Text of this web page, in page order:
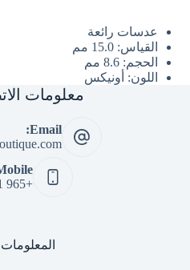
عدسات رائعة
القياس: 15.0 مم
الحجم: 8.6 مم
اللون: أونيكس
معلومات
Email:
+965 60028771
المعلومات